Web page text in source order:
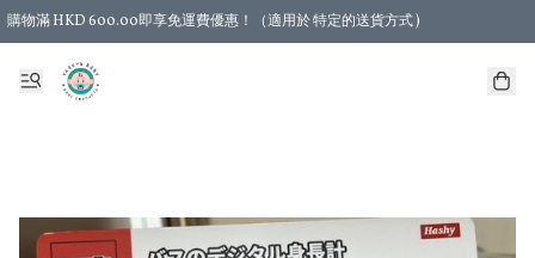
購物滿 HKD 600.00即享免運費優惠！（適用於 特定的送貨方式 )